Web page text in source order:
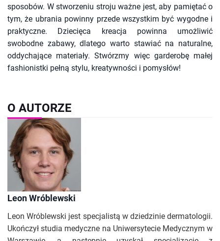
sposobów. W stworzeniu stroju ważne jest, aby pamiętać o
tym, że ubrania powinny przede wszystkim być wygodne i
praktyczne. Dziecięca kreacja powinna umożliwić
swobodne zabawy, dlatego warto stawiać na naturalne,
oddychające materiały. Stwórzmy więc garderobę małej
fashionistki pełną stylu, kreatywności i pomysłów!
O AUTORZE
Leon Wróblewski
Leon Wróblewski jest specjalistą w dziedzinie dermatologii.
Ukończył studia medyczne na Uniwersytecie Medycznym w